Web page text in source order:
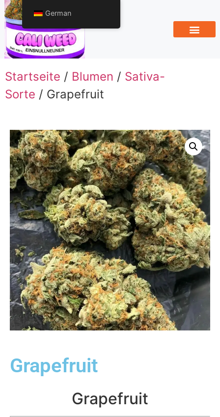
Startseite / Blumen / Sativa-
Sorte / Grapefruit
Grapefruit
Grapefruit
German